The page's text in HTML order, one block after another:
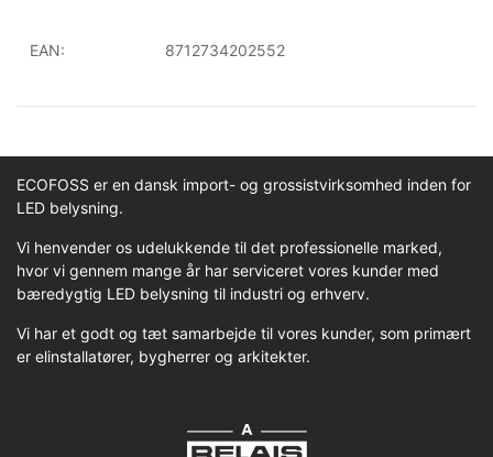
EAN: 8712734202552
ECOFOSS er en dansk import- og grossistvirksomhed inden for
LED belysning.
Vi henvender os udelukkende til det professionelle marked,
hvor vi gennem mange år har serviceret vores kunder med
bæredygtig LED belysning til industri og erhverv.
Vi har et godt og tæt samarbejde til vores kunder, som primært
er elinstallatører, bygherrer og arkitekter.